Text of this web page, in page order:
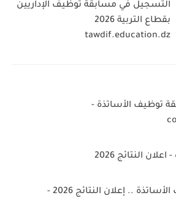
التسجيل في مسابقة توظيف الإداريين
بقطاع التربية 2026
tawdif.education.dz
توظيف الأساتذة -
النتائج 2026
هنا منصة توظيف الأساتذة .. إعلان النتائج 2026 -